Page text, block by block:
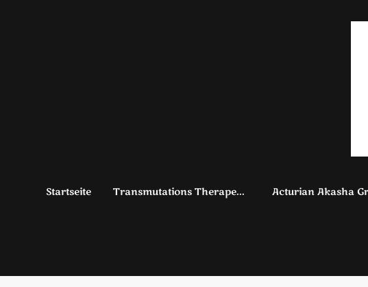
Startseite Transmutations Therapeut - Lilac blue Flame